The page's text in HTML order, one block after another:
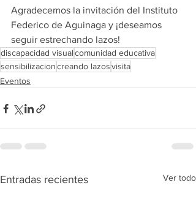
Agradecemos la invitación del Instituto
Federico de Aguinaga y ¡deseamos
seguir estrechando lazos!
discapacidad visualcomunidad educativa
sensibilizacioncreando lazosvisita
Eventos
Entradas recientes Ver todo